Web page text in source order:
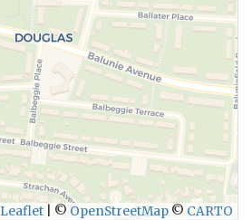
WYŚLIJ
Leaflet © OpenStreetMap © CARTO